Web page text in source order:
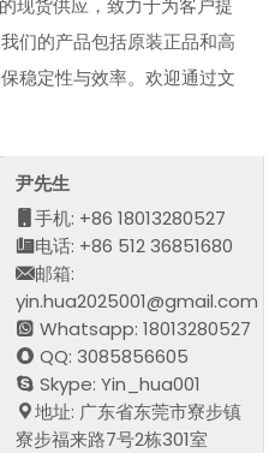
现货供应，致力于为客户提
们的产品包括原装正品和高
稳定性与效率。欢迎通过文
尹先生
手机: +86 18013280527
电话: +86 512 36851680
邮箱:
yin.hua2025001@gmail.com
Whatsapp: 18013280527
QQ: 3085856605
Skype: Yin_hua001
地址: 广东省东莞市寮步镇
寮步福来路7号2栋301室